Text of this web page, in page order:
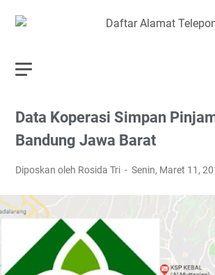
Data Koperasi Simpan
Bandung Jawa Barat
Diposkan oleh Rosida Tri Senin, Maret 11,